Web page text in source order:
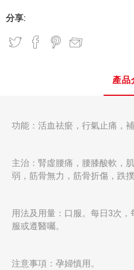
分享:
產品
功能：活血祛瘀，行氣止痛，
主治：腎虛腰痛，腰膝酸軟，
弱，筋骨無力，筋骨折傷，跌撲
用法及用量：口服。每日3次
服或遵醫囑。
注意事項：孕婦慎用。